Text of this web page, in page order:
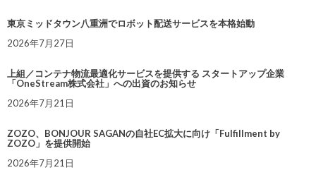
東京ミッドタウン八重洲でロボット配送サービスを本格始動
2026年7月27日
上組／コンテナ物流最適化サービスを提供する スタートアップ企業
「OneStream株式会社」への出資のお知らせ
2026年7月21日
ZOZO、BONJOUR SAGANの自社EC拡大に向け「Fulfillment by
ZOZO」を提供開始
2026年7月21日